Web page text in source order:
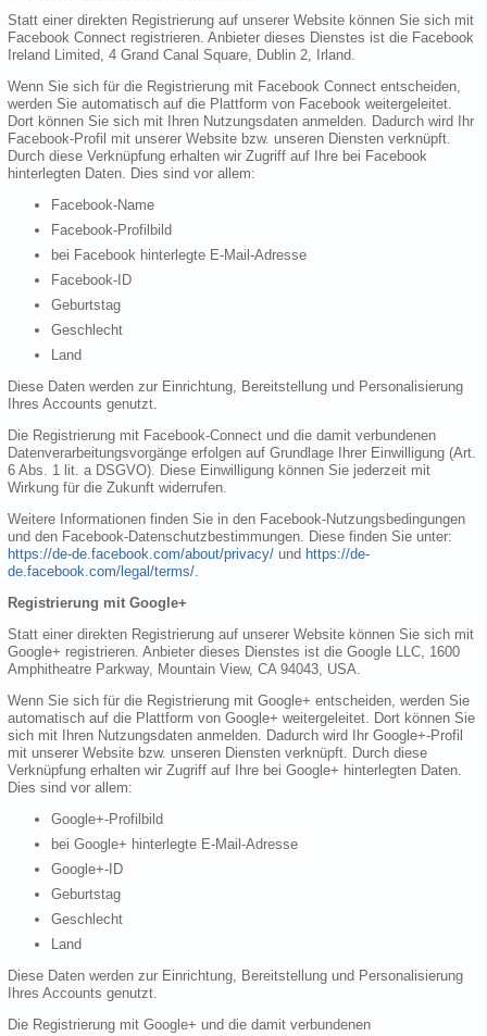
Statt einer direkten Registrierung auf unserer Website können Sie sich mit
Facebook Connect registrieren. Anbieter dieses Dienstes ist die Facebook
Ireland Limited, 4 Grand Canal Square, Dublin 2, Irland.
Wenn Sie sich für die Registrierung mit Facebook Connect entscheiden,
werden Sie automatisch auf die Plattform von Facebook weitergeleitet.
Dort können Sie sich mit Ihren Nutzungsdaten anmelden. Dadurch wird Ihr
Facebook-Profil mit unserer Website bzw. unseren Diensten verknüpft.
Durch diese Verknüpfung erhalten wir Zugriff auf Ihre bei Facebook
hinterlegten Daten. Dies sind vor allem:
Facebook-Name
Facebook-Profilbild
bei Facebook hinterlegte E-Mail-Adresse
Facebook-ID
Geburtstag
Geschlecht
Land
Diese Daten werden zur Einrichtung, Bereitstellung und Personalisierung
Ihres Accounts genutzt.
Die Registrierung mit Facebook-Connect und die damit verbundenen
Datenverarbeitungsvorgänge erfolgen auf Grundlage Ihrer Einwilligung (Art.
6 Abs. 1 lit. a DSGVO). Diese Einwilligung können Sie jederzeit mit
Wirkung für die Zukunft widerrufen.
Weitere Informationen finden Sie in den Facebook-Nutzungsbedingungen
und den Facebook-Datenschutzbestimmungen. Diese finden Sie unter:
https://de-de.facebook.com/about/privacy/ und https://de-
de.facebook.com/legal/terms/.
Registrierung mit Google+
Statt einer direkten Registrierung auf unserer Website können Sie sich mit
Google+ registrieren. Anbieter dieses Dienstes ist die Google LLC, 1600
Amphitheatre Parkway, Mountain View, CA 94043, USA.
Wenn Sie sich für die Registrierung mit Google+ entscheiden, werden Sie
automatisch auf die Plattform von Google+ weitergeleitet. Dort können Sie
sich mit Ihren Nutzungsdaten anmelden. Dadurch wird Ihr Google+-Profil
mit unserer Website bzw. unseren Diensten verknüpft. Durch diese
Verknüpfung erhalten wir Zugriff auf Ihre bei Google+ hinterlegten Daten.
Dies sind vor allem:
Google+-Profilbild
bei Google+ hinterlegte E-Mail-Adresse
Google+-ID
Geburtstag
Geschlecht
Land
Diese Daten werden zur Einrichtung, Bereitstellung und Personalisierung
Ihres Accounts genutzt.
Die Registrierung mit Google+ und die damit verbundenen